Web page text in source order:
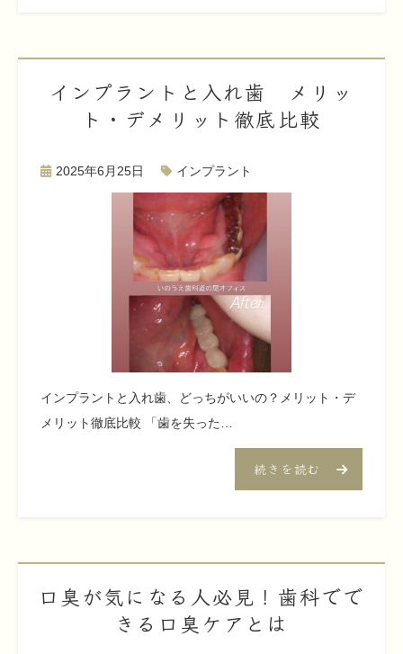
インプラントと入れ歯 メリッ
ト・デメリット徹底比較
2025年6月25日 インプラント
インプラントと入れ歯、どっちがいいの？メリット・デ
メリット徹底比較 「歯を失った…
続きを読む
口臭が気になる人必見！歯科でで
きる口臭ケアとは